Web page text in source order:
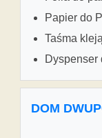
Papier do
Taśma
Dyspenser
DOM